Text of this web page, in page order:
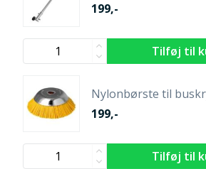
199,-
Nylonbørste til
199,-